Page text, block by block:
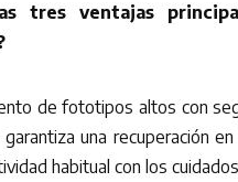
tres ventajas
de fototipos altos con
una recuperación
habitual con los